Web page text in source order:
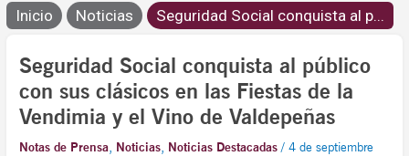
Inicio Noticias Seguridad Social conquista al p...
Seguridad Social conquista al público
con sus clásicos en las Fiestas de la
Vendimia y el Vino de Valdepeñas
Notas de Prensa, Noticias, Noticias Destacadas /4 de septiembre